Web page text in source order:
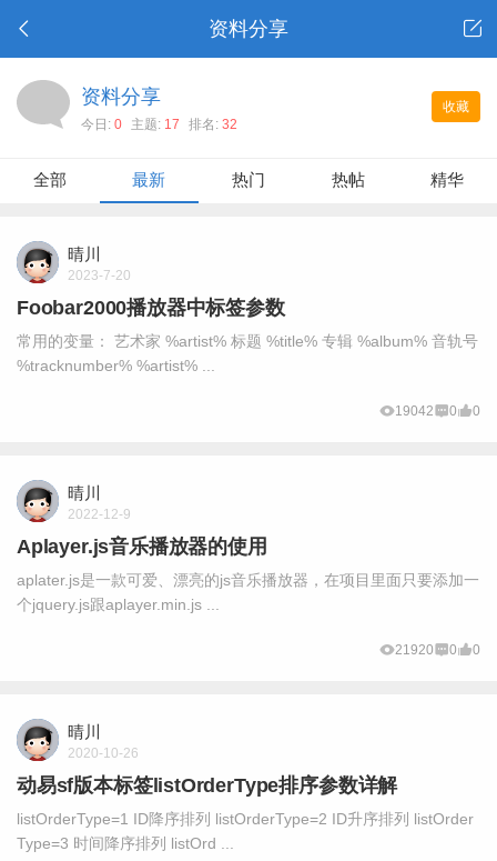
资料分享
收藏
资料分享
今日: 0 主题: 17 排名: 32
全部 最新 热门 热帖 精华
晴川
2023-7-20
Foobar2000播放器中标签参数
常用的变量： 艺术家 %artist% 标题 %title% 专辑 %album% 音轨号
%tracknumber% %artist% ...
19042 0 0
晴川
2022-12-9
Aplayer.js音乐播放器的使用
aplater.js是一款可爱、漂亮的js音乐播放器，在项目里面只要添加一
个jquery.js跟aplayer.min.js ...
21920 0 0
晴川
2020-10-26
动易sf版本标签listOrderType排序参数详解
listOrderType=1 ID降序排列 listOrderType=2 ID升序排列 listOrder
Type=3 时间降序排列 listOrd ...